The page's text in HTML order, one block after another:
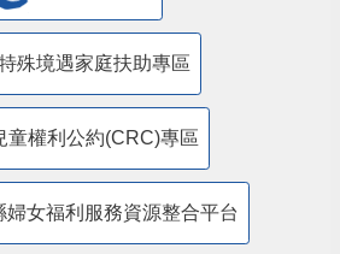
殊境遇家庭扶助專區
童權利公約(CRC)專區
婦女福利服務資源整合平台